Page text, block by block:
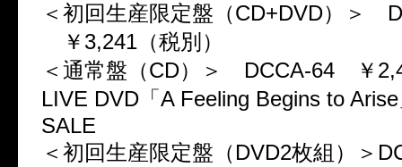
＜初回生産限定盤（CD+DVD）＞
￥3,241（税別）
＜通常盤（CD）＞ DCCA-64 ￥
LIVE DVD「A Feeling Begins to
SALE
＜初回生産限定盤（DVD2枚組）＞